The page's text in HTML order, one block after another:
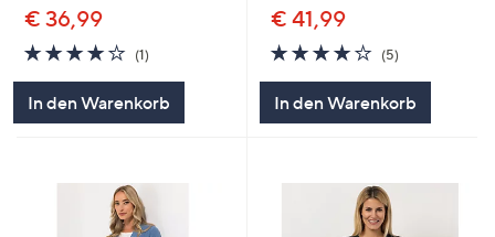
€ 36,99
4.0
von
5
(1)
In den Warenkorb
€ 41,99
4.0
von
(5)5
In den Warenkorb